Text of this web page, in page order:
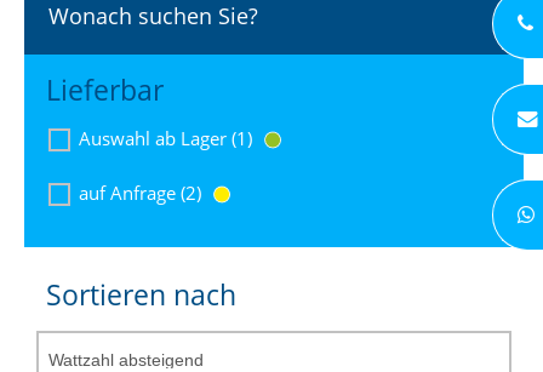
Wonach suchen Sie?
Lieferbar
Auswahl ab Lager (1)
auf Anfrage (2)
Sortieren nach